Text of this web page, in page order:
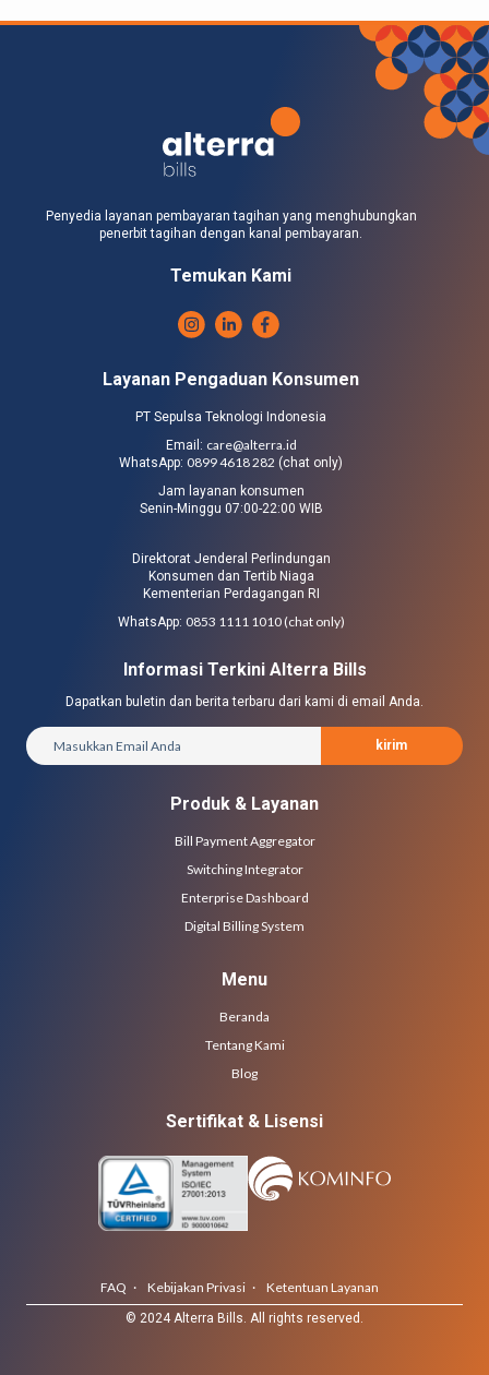
Penyedia layanan pembayaran tagihan yang menghubungkan
penerbit tagihan dengan kanal pembayaran.
Temukan Kami
Layanan Pengaduan Konsumen
PT Sepulsa Teknologi Indonesia
Email: care@alterra.id
WhatsApp: 0899 4618 282 (chat only)
Jam layanan konsumen
Senin-Minggu 07:00-22:00 WIB
Direktorat Jenderal Perlindungan
Konsumen dan Tertib Niaga
Kementerian Perdagangan RI
WhatsApp: 0853 1111 1010 (chat only)
Informasi Terkini Alterra Bills
Dapatkan buletin dan berita terbaru dari kami di email Anda.
kirim
Produk & Layanan
Bill Payment Aggregator
Switching Integrator
Enterprise Dashboard
Digital Billing System
Menu
Beranda
Tentang Kami
Blog
Sertifikat & Lisensi
FAQ · Kebijakan Privasi · Ketentuan Layanan
© 2024 Alterra Bills. All rights reserved.